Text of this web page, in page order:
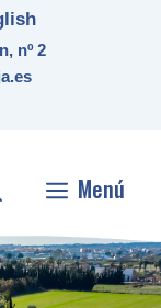
nº 2
Menú